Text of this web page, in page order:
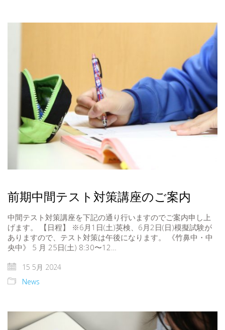
前期中間テスト対策講座のご案内
中間テスト対策講座を下記の通り行いますのでご案内申し上
げます。 【日程】 ※6月1日(土)英検、6月2日(日)模擬試験が
ありますので、テスト対策は午後になります。 《竹鼻中・中
央中》 5 月 25日(土) 8:30〜12…
15 5月 2024
News